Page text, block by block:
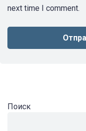
next time I comment.
Поиск